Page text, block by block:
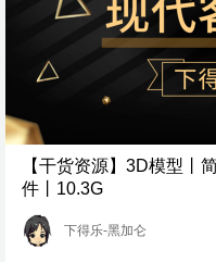
【干货资源】3D模型丨
件丨10.3G
下得乐-黑加仑